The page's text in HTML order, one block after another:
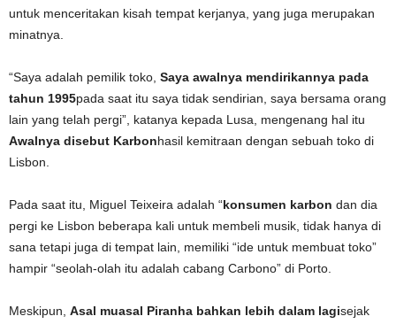
untuk menceritakan kisah tempat kerjanya, yang juga merupakan
minatnya.
“Saya adalah pemilik toko, Saya awalnya mendirikannya pada
tahun 1995pada saat itu saya tidak sendirian, saya bersama orang
lain yang telah pergi”, katanya kepada Lusa, mengenang hal itu
Awalnya disebut Karbonhasil kemitraan dengan sebuah toko di
Lisbon.
Pada saat itu, Miguel Teixeira adalah “konsumen karbon dan dia
pergi ke Lisbon beberapa kali untuk membeli musik, tidak hanya di
sana tetapi juga di tempat lain, memiliki “ide untuk membuat toko”
hampir “seolah-olah itu adalah cabang Carbono” di Porto.
Meskipun, Asal muasal Piranha bahkan lebih dalam lagisejak